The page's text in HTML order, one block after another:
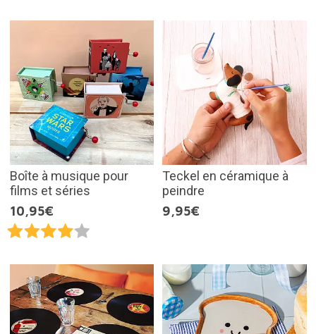
Boîte à musique pour
films et séries
10,95€
Teckel en céramique à
peindre
9,95€